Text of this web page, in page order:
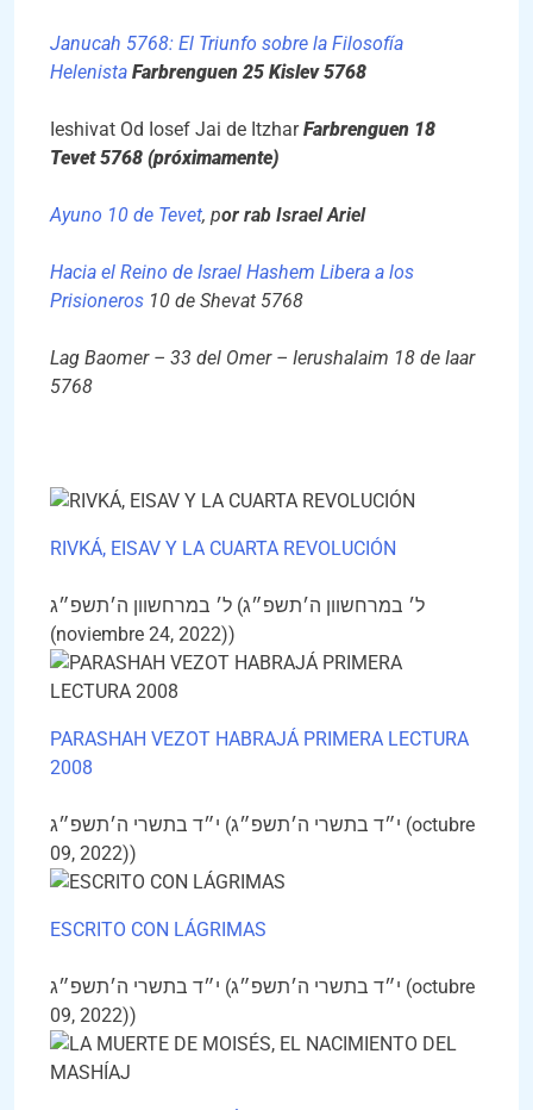
Janucah 5768: El Triunfo sobre la Filosofía
Helenista Farbrenguen 25 Kislev 5768
Ieshivat Od Iosef Jai de ItzharFarbrenguen 18
Tevet 5768 (próximamente)
Ayuno 10 de Tevet, por rab Israel Ariel
Hacia el Reino de Israel Hashem Libera a los
Prisioneros 10 de Shevat 5768
Lag Baomer – 33 del Omer – Ierushalaim 18 de Iaar
5768
RIVKÁ, EISAV Y LA CUARTA REVOLUCIÓN
ל׳ במרחשוון ה׳תשפ״ג (ל׳ במרחשוון ה׳תשפ״ג
(noviembre 24, 2022))
PARASHAH VEZOT HABRAJÁ PRIMERA LECTURA
2008
י״ד בתשרי ה׳תשפ״ג (י״ד בתשרי ה׳תשפ״ג (octubre
09, 2022))
ESCRITO CON LÁGRIMAS
י״ד בתשרי ה׳תשפ״ג (י״ד בתשרי ה׳תשפ״ג (octubre
09, 2022))